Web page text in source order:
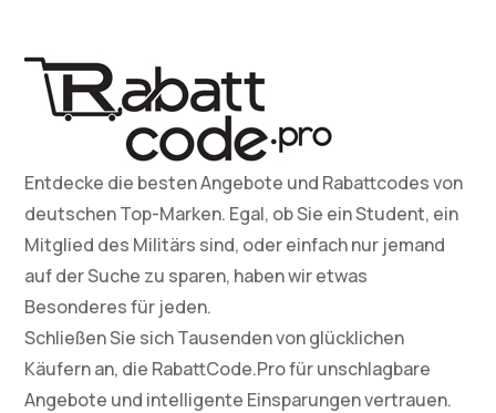
Entdecke die besten Angebote und Rabattcodes von
deutschen Top-Marken. Egal, ob Sie ein Student, ein
Mitglied des Militärs sind, oder einfach nur jemand
auf der Suche zu sparen, haben wir etwas
Besonderes für jeden.
Schließen Sie sich Tausenden von glücklichen
Käufern an, die RabattCode.Pro für unschlagbare
Angebote und intelligente Einsparungen vertrauen.